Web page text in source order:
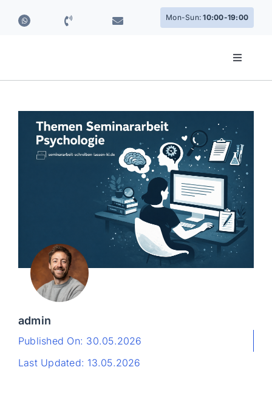
Mon-Sun:10:00-19:00
Toggle
Impressum
Datenschutzerklärung
admin
Published On: 30.05.2026
Last Updated: 13.05.2026